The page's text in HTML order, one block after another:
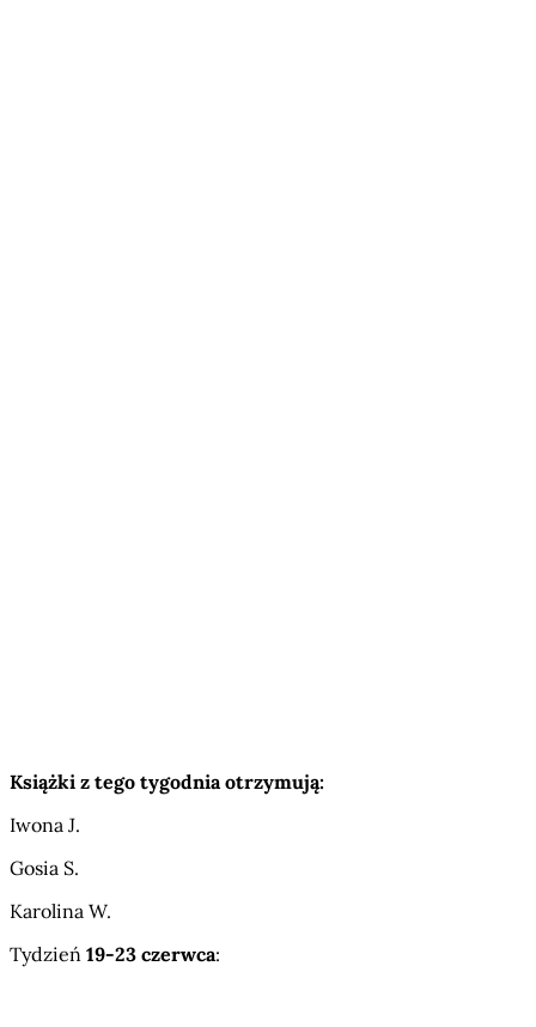
Książki z tego tygodnia otrzymują:
Iwona J.
Gosia S.
Karolina W.
Tydzień 19-23 czerwca: